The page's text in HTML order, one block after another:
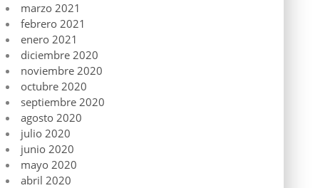
marzo 2021
febrero 2021
enero 2021
diciembre 2020
noviembre 2020
octubre 2020
septiembre 2020
agosto 2020
julio 2020
junio 2020
mayo 2020
abril 2020